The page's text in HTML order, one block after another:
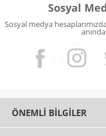
Sosyal
Sosyal medya
ÖNEMLI BILGILER